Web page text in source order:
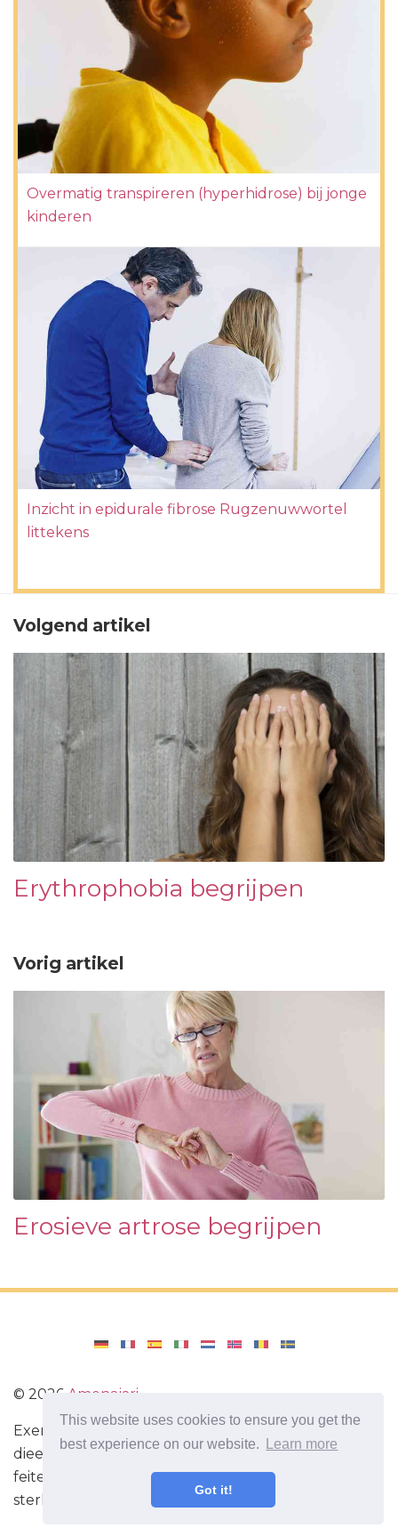
This website uses cookies to ensure you get the
best experience on our website.
Learn more
Got it!
Overmatig transpireren (hyperhidrose) bij jonge
kinderen
Inzicht in epidurale fibrose Rugzenuwwortel
littekens
Volgend artikel
Erythrophobia begrijpen
Vorig artikel
Erosieve artrose begrijpen
© 2026 Amenajari
Exercise. Diëten en recepten voor een gezond
dieet. Oefeningen voor de hersenen. Interessante
feiten. Zelfontwikkeling. Wees vandaag slimmer en
sterker!